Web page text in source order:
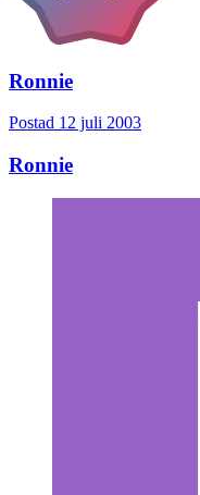
Ronnie
Postad 12 juli 2003
Ronnie